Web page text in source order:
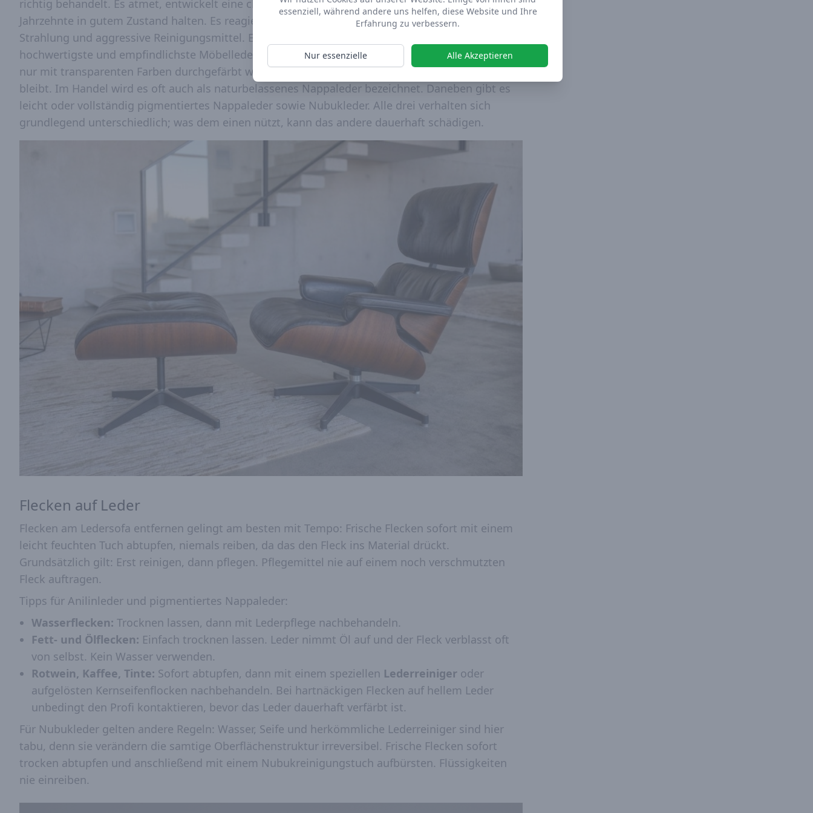
richtig behandelt. Es atmet, entwickelt eine charakteristische Patina und lässt sich über
Jahrzehnte in gutem Zustand halten. Es reagiert aber empfindlich auf Trockenheit, Hitze, UV-
Strahlung und aggressive Reinigungsmittel. Entscheidend ist dabei die genaue Lederart. Das
hochwertigste und empfindlichste Möbelleder ist Anilinleder – naturbelassenes Rindsleder, das
nur mit transparenten Farben durchgefärbt wird, sodass die natürliche Narbenstruktur sichtbar
bleibt. Im Handel wird es oft auch als naturbelassenes Nappaleder bezeichnet. Daneben gibt es
leicht oder vollständig pigmentiertes Nappaleder sowie Nubukleder. Alle drei verhalten sich
grundlegend unterschiedlich; was dem einen nützt, kann das andere dauerhaft schädigen.
Flecken auf Leder
Flecken am Ledersofa entfernen gelingt am besten mit Tempo: Frische Flecken sofort mit einem
leicht feuchten Tuch abtupfen, niemals reiben, da das den Fleck ins Material drückt.
Grundsätzlich gilt: Erst reinigen, dann pflegen. Pflegemittel nie auf einem noch verschmutzten
Fleck auftragen.
Tipps für Anilinleder und pigmentiertes Nappaleder:
Wasserflecken: Trocknen lassen, dann mit Lederpflege nachbehandeln.
Fett- und Ölflecken: Einfach trocknen lassen. Leder nimmt Öl auf und der Fleck verblasst oft
von selbst. Kein Wasser verwenden.
Rotwein, Kaffee, Tinte: Sofort abtupfen, dann mit einem speziellen Lederreiniger oder
aufgelösten Kernseifenflocken nachbehandeln. Bei hartnäckigen Flecken auf hellem Leder
unbedingt den Profi kontaktieren, bevor das Leder dauerhaft verfärbt ist.
Für Nubukleder gelten andere Regeln: Wasser, Seife und herkömmliche Lederreiniger sind hier
tabu, denn sie verändern die samtige Oberflächenstruktur irreversibel. Frische Flecken sofort
trocken abtupfen und anschließend mit einem Nubukreinigungstuch aufbürsten. Flüssigkeiten
nie einreiben.
essenziell, während andere uns helfen, diese Website und Ihre
Erfahrung zu verbessern.
Alle Akzeptieren
Nur essenzielle